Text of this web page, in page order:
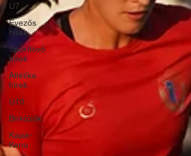
U7
Evezős
hírek
Sportlövő
hírek
Atlétika
hírek
U10
Birkózók
Kajak-
Kenu